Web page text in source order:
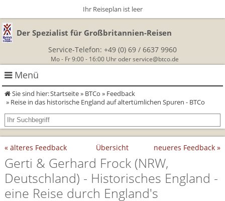
Der Spezialist für Großbritannien-Reisen
Service-Telefon: +49 (0) 69 / 6637 9960
Mo - Fr 9:00 - 16:00 Uhr oder service@btco.de
Menü
Rundreisen Großbritannien
Autorundreisen
Herzlich Willkommen
England
Schottland
Wanderurlaub
Geführte Wandertouren
Wandern in Cornwall
Wandern in England
Themenreisen
Classic-Car-Reise durch Südengland
Für Outlander‑Fans: inspiriert durch die Highland Saga
Allergikerreisen
Sie sind hier:Startseite» BTCo » Feedback
» Reise in das historische England auf altertümlichen Spuren - BTCo
Ihr Reiseplan ist leer
« älteres Feedback Übersicht neueres Feedback »
Gerti & Gerhard Frock(NRW,
Deutschland) - Historisches England -
eine Reise durch England's